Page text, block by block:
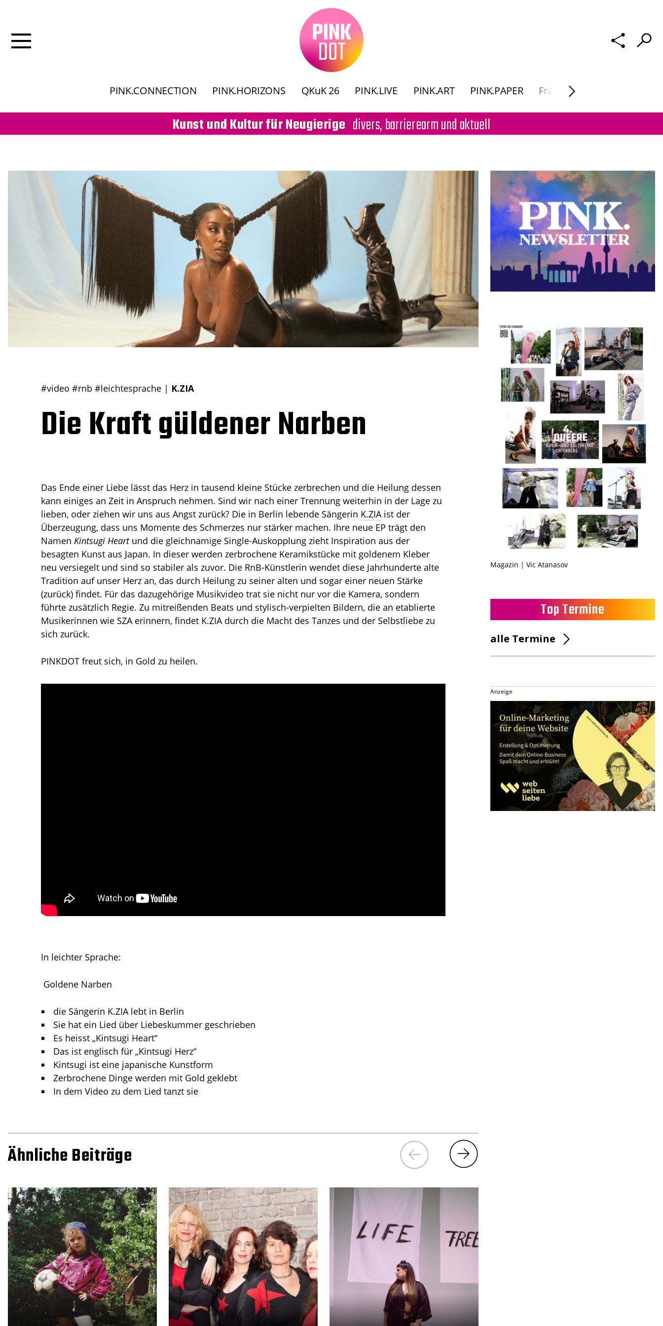
PINK.CONNECTION PINK.HORIZONS QKuK 26 PINK.LIVE PINK.ART PINK.PAPER Frau Macht. Kunst
Kunst und Kultur für Neugierige divers, barrierearm und aktuell
#video #rnb #leichtesprache | K.ZIA
Die Kraft güldener Narben
Das Ende einer Liebe lässt das Herz in tausend kleine Stücke zerbrechen und die Heilung dessen
kann einiges an Zeit in Anspruch nehmen. Sind wir nach einer Trennung weiterhin in der Lage zu
lieben, oder ziehen wir uns aus Angst zurück? Die in Berlin lebende Sängerin K.ZIA ist der
Überzeugung, dass uns Momente des Schmerzes nur stärker machen. Ihre neue EP trägt den
Namen Kintsugi Heartund die gleichnamige Single-Auskopplung zieht Inspiration aus der
besagten Kunst aus Japan. In dieser werden zerbrochene Keramikstücke mit goldenem Kleber
neu versiegelt und sind so stabiler als zuvor. Die RnB-Künstlerin wendet diese Jahrhunderte alte
Tradition auf unser Herz an, das durch Heilung zu seiner alten und sogar einer neuen Stärke
(zurück) findet. Für das dazugehörige Musikvideo trat sie nicht nur vor die Kamera, sondern
führte zusätzlich Regie. Zu mitreißenden Beats und stylisch-verpielten Bildern, die an etablierte
Musikerinnen wie SZA erinnern, findet K.ZIA durch die Macht des Tanzes und der Selbstliebe zu
sich zurück.
PINKDOT freut sich, in Gold zu heilen.
In leichter Sprache:
Goldene Narben
die Sängerin K.ZIA lebt in Berlin
Sie hat ein Lied über Liebeskummer geschrieben
Es heisst „Kintsugi Heart“
Das ist englisch für „Kintsugi Herz“
Kintsugi ist eine japanische Kunstform
Zerbrochene Dinge werden mit Gold geklebt
In dem Video zu dem Lied tanzt sie
Ähnliche Beiträge
Magazin | Vic Atanasov
Top Termine
alle Termine
Anzeige